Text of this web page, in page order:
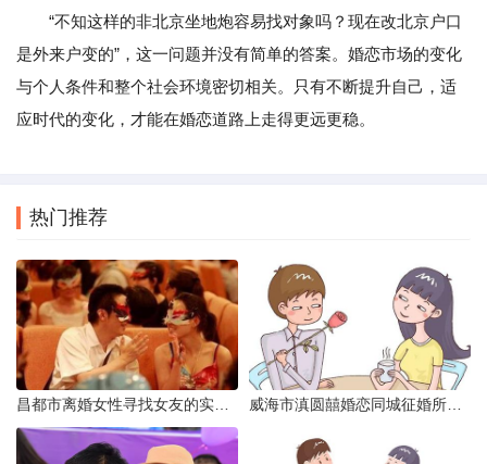
“不知这样的非北京坐地炮容易找对象吗？现在改北京户口
是外来户变的”，这一问题并没有简单的答案。婚恋市场的变化
与个人条件和整个社会环境密切相关。只有不断提升自己，适
应时代的变化，才能在婚恋道路上走得更远更稳。
热门推荐